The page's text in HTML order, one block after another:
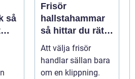
Frisör
hallstahammar
så hittar du rätt
salong för stil,
kvalitet och
känsla
Att välja frisör
handlar sällan bara
om en klippning.